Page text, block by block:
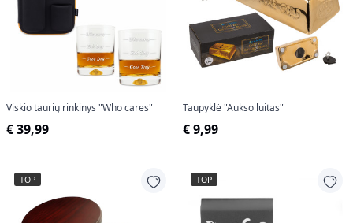
Viskio taurių rinkinys "Who cares"
€ 39,99
Taupyklė "Aukso luitas"
€ 9,99
TOP TOP